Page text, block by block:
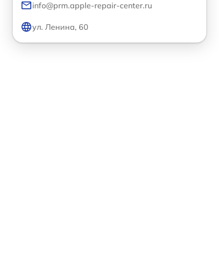
info@prm.apple-repair-center.ru
ул. Ленина, 60